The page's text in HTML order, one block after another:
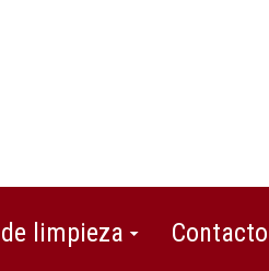
limpieza Contacto